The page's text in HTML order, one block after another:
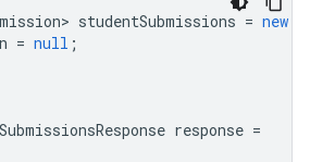
studentSubmissions = new
= null ;
response =